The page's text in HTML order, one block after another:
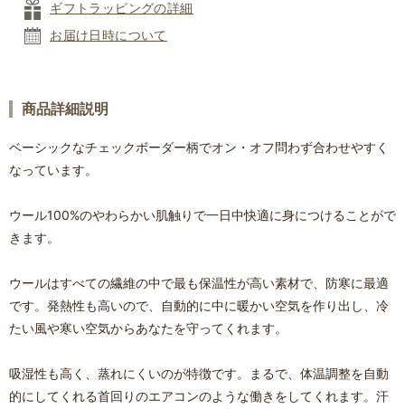
ギフトラッピングの詳細
お届け日時について
商品詳細説明
ベーシックなチェックボーダー柄でオン・オフ問わず合わせやすく
なっています。
ウール100%のやわらかい肌触りで一日中快適に身につけることがで
きます。
ウールはすべての繊維の中で最も保温性が高い素材で、防寒に最適
です。発熱性も高いので、自動的に中に暖かい空気を作り出し、冷
たい風や寒い空気からあなたを守ってくれます。
吸湿性も高く、蒸れにくいのが特徴です。まるで、体温調整を自動
的にしてくれる首回りのエアコンのような働きをしてくれます。汗